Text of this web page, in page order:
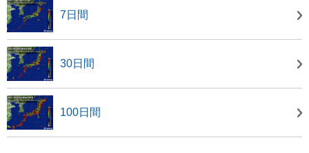
7日間
30日間
100日間